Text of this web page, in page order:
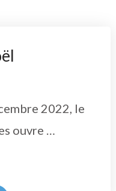
2022, le
ouvre …